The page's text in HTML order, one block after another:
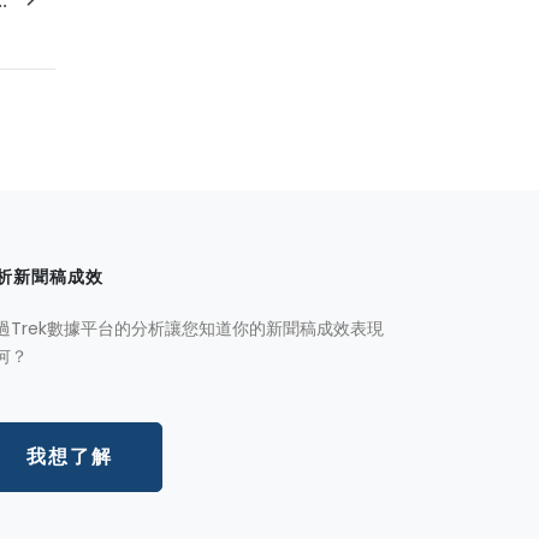
新聞稿成效
Trek數據平台的分析讓您知道你的新聞稿成效表現
？
我想了解